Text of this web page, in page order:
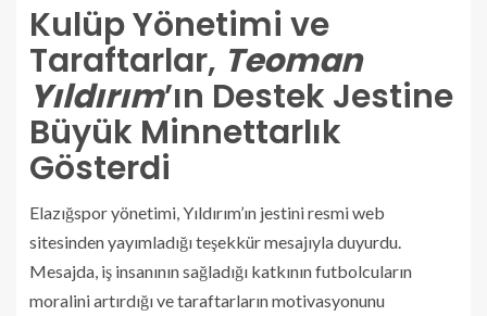
Kulüp Yönetimi ve
Taraftarlar, Teoman
Yıldırım’ın Destek Jestine
Büyük Minnettarlık
Gösterdi
Elazığspor yönetimi, Yıldırım’ın jestini resmi web
sitesinden yayımladığı teşekkür mesajıyla duyurdu.
Mesajda, iş insanının sağladığı katkının futbolcuların
moralini artırdığı ve taraftarların motivasyonunu